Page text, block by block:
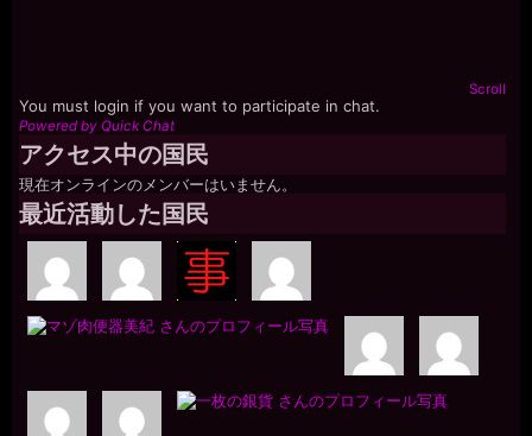
Scroll
You must login if you want to participate in chat.
Powered by Quick Chat
アクセス中の国民
現在オンラインのメンバーはいません。
最近活動した国民